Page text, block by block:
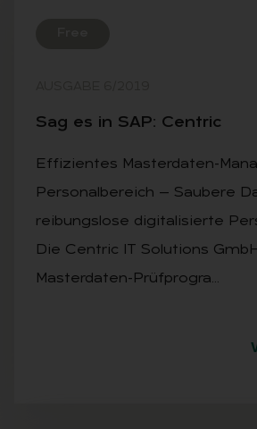
Sag es in SAP: Centric
Effizientes Masterdaten-
Personalbereich — Saubere
reibungslose digitalisierte
Die Centric IT Solutions
Masterdaten-Prüfprogra…